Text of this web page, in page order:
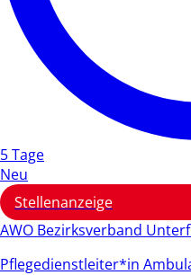
5 Tage
Neu
Stellenanzeige
AWO Bezirksverband
Pflegedienstleiter*in